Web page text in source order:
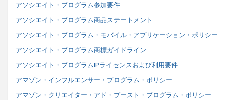
アソシエイト・プログラム参加要件
アソシエイト・プログラム商品ステートメント
アソシエイト・プログラム・モバイル・アプリケーション・ポリシー
アソシエイト・プログラム商標ガイドライン
アソシエイト・プログラムIPライセンスおよび利用要件
アマゾン・インフルエンサー・プログラム・ポリシー
アマゾン・クリエイター・アド・ブースト・プログラム・ポリシー